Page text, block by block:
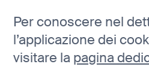
Per conoscere nel
l’applicazione dei
visitare la pagina